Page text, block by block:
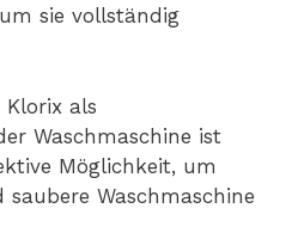
sie vollständig
Klorix als
Waschmaschine ist
Möglichkeit, um
Waschmaschine